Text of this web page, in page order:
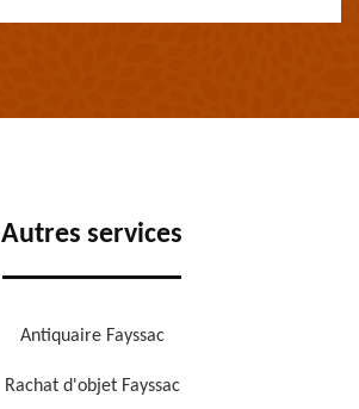
Autres services
Antiquaire Fayssac
Rachat d'objet Fayssac